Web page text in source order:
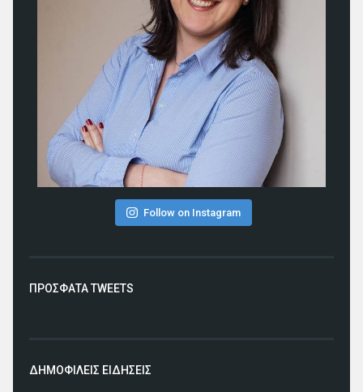
Follow on Instagram
ΠΡΟΣΦΑΤΑ TWEETS
ΔΗΜΟΦΙΛΕΙΣ ΕΙΔΗΣΕΙΣ